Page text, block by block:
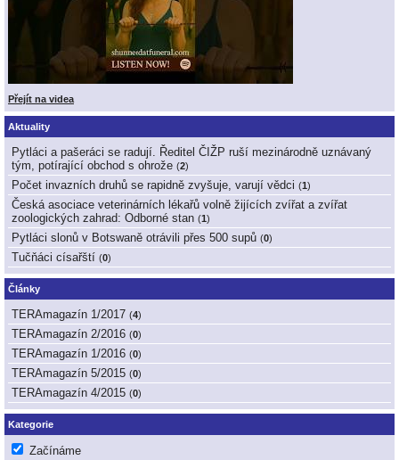
Přejít na videa
Aktuality
Pytláci a pašeráci se radují. Ředitel ČIŽP ruší mezinárodně uznávaný
tým, potírající obchod s ohrože (2)
Počet invazních druhů se rapidně zvyšuje, varují vědci (1)
Česká asociace veterinárních lékařů volně žijících zvířat a zvířat
zoologických zahrad: Odborné stan (1)
Pytláci slonů v Botswaně otrávili přes 500 supů (0)
Tučňáci císařští (0)
Články
TERAmagazín 1/2017 (4)
TERAmagazín 2/2016 (0)
TERAmagazín 1/2016 (0)
TERAmagazín 5/2015 (0)
TERAmagazín 4/2015 (0)
Kategorie
Začínáme